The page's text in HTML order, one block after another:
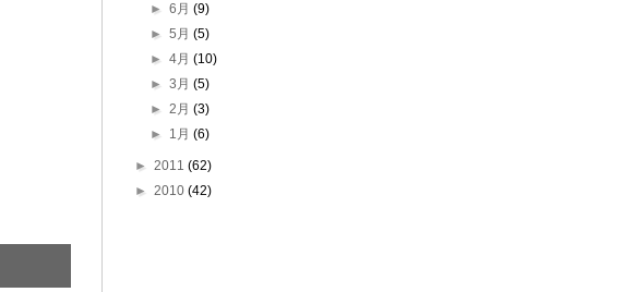
►6月(9)
►5月(5)
►4月(10)
►3月(5)
►2月(3)
► 1月(6)
► 2011 (62)
► 2010 (42)